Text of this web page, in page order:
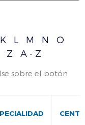
K L M N
O
Z A - Z
sobre el botón